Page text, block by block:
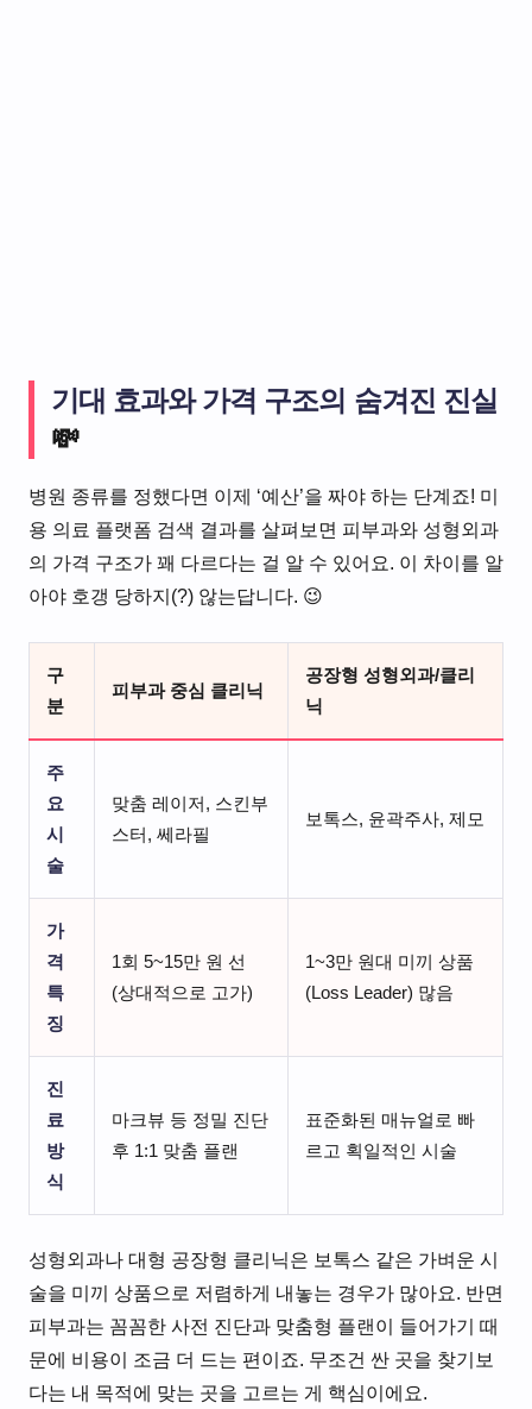
기대 효과와 가격 구조의 숨겨진 진실
💸
병원 종류를 정했다면 이제 ‘예산’을 짜야 하는 단계죠! 미
용 의료 플랫폼 검색 결과를 살펴보면 피부과와 성형외과
의 가격 구조가 꽤 다르다는 걸 알 수 있어요. 이 차이를 알
아야 호갱 당하지(?) 않는답니다. 😉
구
분
피부과 중심 클리닉
공장형 성형외과/클리
닉
주
요
시
술
맞춤 레이저, 스킨부
스터, 쎄라필
보톡스, 윤곽주사, 제모
가
격
특
징
1회 5~15만 원 선
(상대적으로 고가)
1~3만 원대 미끼 상품
(Loss Leader) 많음
진
료
방
식
마크뷰 등 정밀 진단
후 1:1 맞춤 플랜
표준화된 매뉴얼로 빠
르고 획일적인 시술
성형외과나 대형 공장형 클리닉은 보톡스 같은 가벼운 시
술을 미끼 상품으로 저렴하게 내놓는 경우가 많아요. 반면
피부과는 꼼꼼한 사전 진단과 맞춤형 플랜이 들어가기 때
문에 비용이 조금 더 드는 편이죠. 무조건 싼 곳을 찾기보
다는 내 목적에 맞는 곳을 고르는 게 핵심이에요.